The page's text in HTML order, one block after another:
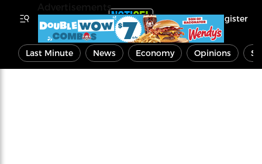
Register
Last Minute News Economy Opinions
Advertisements